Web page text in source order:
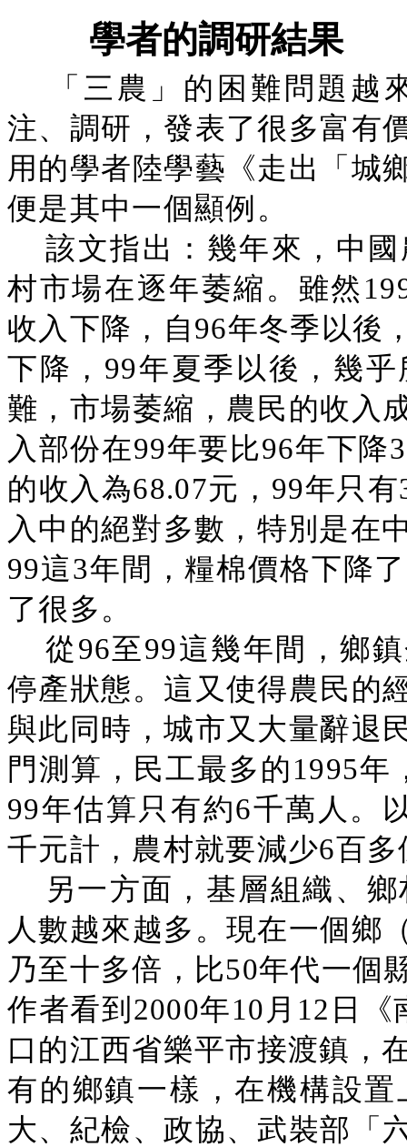
學者的調研結果
「三農」的困難問題越
注、調研，發表了很多富有
用的學者陸學藝《走出「
便是其中一個顯例。
該文指出：幾年來，中
村市場在逐年萎縮。雖然
收入下降，自96年冬季以後
下降，99年夏季以後，幾
難，市場萎縮，農民的收入
入部份在99年要比96年下
的收入為68.07元，99年只
入中的絕對多數，特別是在
99這3年間，糧棉價格下降
了很多。
從96至99這幾年間，鄉
停產狀態。這又使得農民的
與此同時，城市又大量辭退
門測算，民工最多的1995
99年估算只有約6千萬人。
千元計，農村就要減少6百
另一方面，基層組織、
人數越來越多。現在一個鄉
乃至十多倍，比50年代一個
作者看到2000年10月12日
口的江西省樂平市接渡鎮，
有的鄉鎮一樣，在機構設
大、紀檢、政協、武裝部「